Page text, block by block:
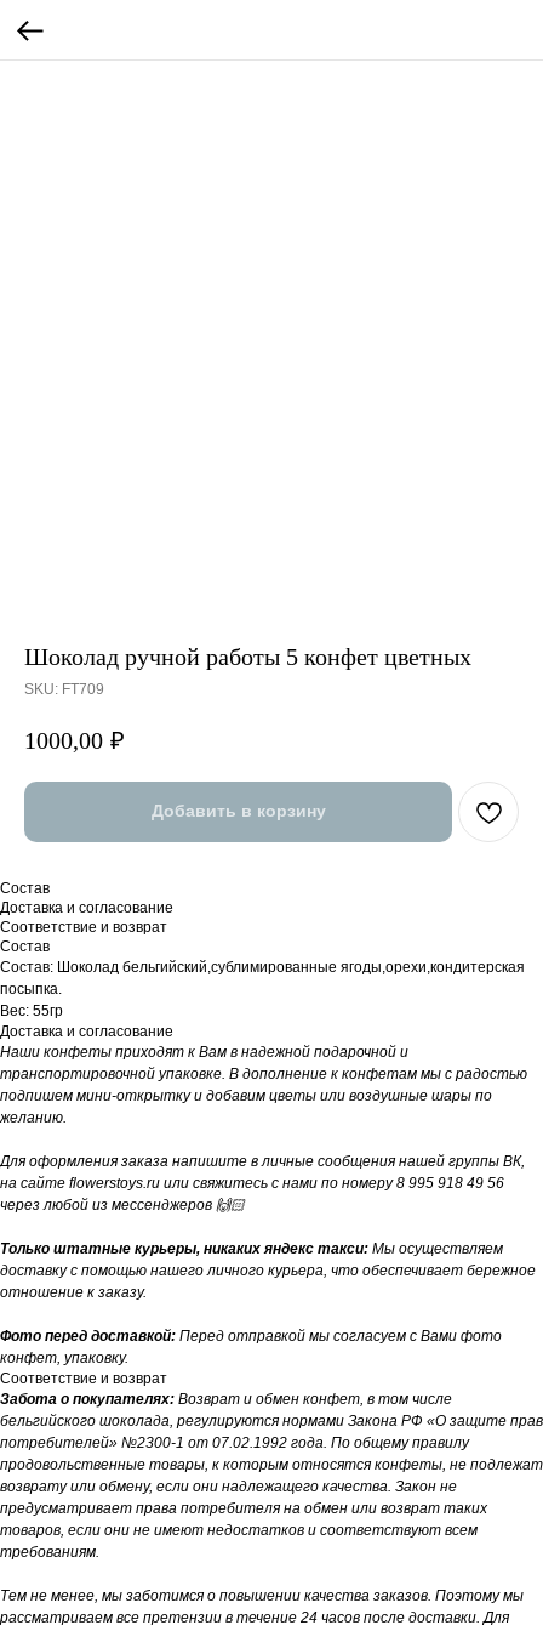
Шоколад ручной работы 5 конфет цветных
SKU: FT709
1000,00 ₽
Добавить в корзину
Состав
Доставка и согласование
Соответствие и возврат
Состав
Состав: Шоколад бельгийский,сублимированные ягоды,орехи,кондитерская
посыпка.
Вес: 55гр
Доставка и согласование
Наши конфеты приходят к Вам в надежной подарочной и
транспортировочной упаковке. В дополнение к конфетам мы с радостью
подпишем мини-открытку и добавим цветы или воздушные шары по
желанию.
Для оформления заказа напишите в личные сообщения нашей группы ВК,
на сайте flowerstoys.ru или свяжитесь с нами по номеру 8 995 918 49 56
через любой из мессенджеров 🙌🏻
Только штатные курьеры, никаких яндекс такси: Мы осуществляем
доставку с помощью нашего личного курьера, что обеспечивает бережное
отношение к заказу.
Фото перед доставкой: Перед отправкой мы согласуем с Вами фото
конфет, упаковку.
Соответствие и возврат
Забота о покупателях: Возврат и обмен конфет, в том числе
бельгийского шоколада, регулируются нормами Закона РФ «О защите прав
потребителей» №2300-1 от 07.02.1992 года. По общему правилу
продовольственные товары, к которым относятся конфеты, не подлежат
возврату или обмену, если они надлежащего качества. Закон не
предусматривает права потребителя на обмен или возврат таких
товаров, если они не имеют недостатков и соответствуют всем
требованиям.
Тем не менее, мы заботимся о повышении качества заказов. Поэтому мы
рассматриваем все претензии в течение 24 часов после доставки. Для